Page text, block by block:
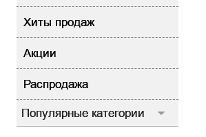
Хиты продаж
Акции
Распродажа
Популярные категории